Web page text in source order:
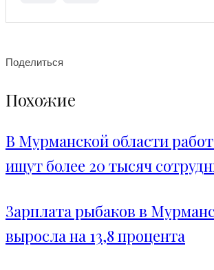
Поделиться
Похожие
В Мурманской области
ищут более 20 тысяч
Зарплата рыбаков в
выросла на 13,8 процента